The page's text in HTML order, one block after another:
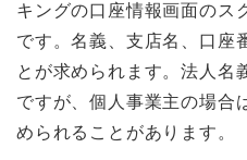
キングの口座情報画面のス
です。名義、支店名、口座
とが求められます。法人名
ですが、個人事業主の場合
められることがあります。